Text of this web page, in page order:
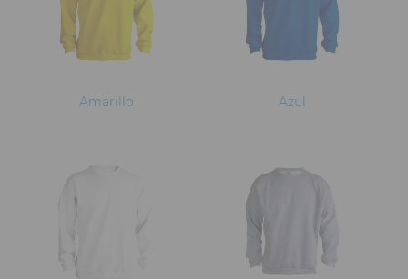
Amarillo Azul